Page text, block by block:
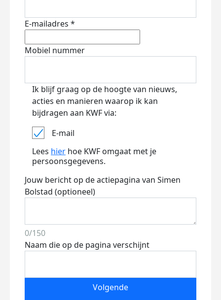
E-mailadres *
Mobiel nummer
Ik blijf graag op de hoogte van nieuws,
acties en manieren waarop ik kan
bijdragen aan KWF via:
E-mail
Lees hier hoe KWF omgaat met je
persoonsgegevens.
Jouw bericht op de actiepagina van Simen
Bolstad (optioneel)
0/150
Naam die op de pagina verschijnt
Volgende